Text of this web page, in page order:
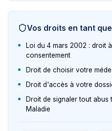
Vos droits en tant
Loi du 4 mars 2002 : droit
consentement
Droit de choisir votre
Droit d'accès à votre
Droit de signaler tout abus
Maladie